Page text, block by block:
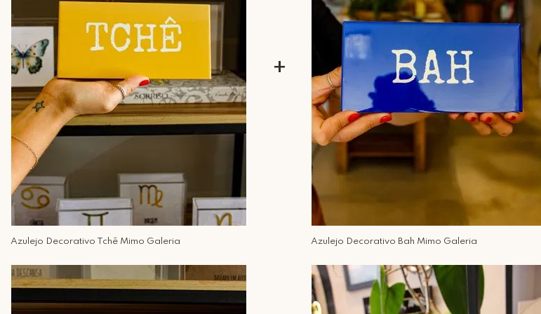
Azulejo Decorativo Tchê Mimo Galeria
+
Azulejo Decorativo Bah Mimo Galeria